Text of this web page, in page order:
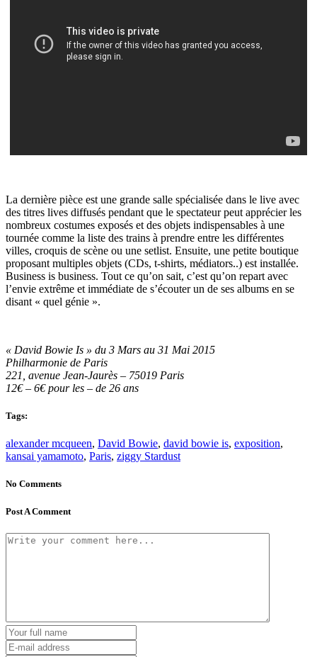
La dernière pièce est une grande salle spécialisée dans le live avec
des titres lives diffusés pendant que le spectateur peut apprécier les
nombreux costumes exposés et des objets indispensables à une
tournée comme la liste des trains à prendre entre les différentes
villes, croquis de scène ou une setlist. Ensuite, une petite boutique
proposant multiples objets (CDs, t-shirts, médiators..) est installée.
Business is business. Tout ce qu’on sait, c’est qu’on repart avec
l’envie extrême et immédiate de s’écouter un de ses albums en se
disant « quel génie ».
« David Bowie Is » du 3 Mars au 31 Mai 2015
Philharmonie de Paris
221, avenue Jean-Jaurès – 75019 Paris
12€ – 6€ pour les – de 26 ans
Tags:
alexander mcqueen, David Bowie, david bowie is, exposition,
kansai yamamoto, Paris, ziggy Stardust
No Comments
Post A Comment